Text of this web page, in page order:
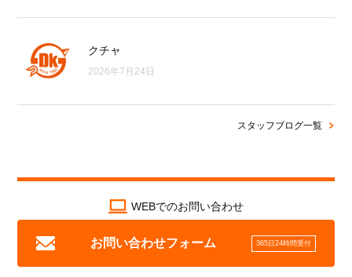
クチャ
2026年7月24日
スタッフブログ一覧
WEBでのお問い合わせ
お問い合わせフォーム 365日24時間受付